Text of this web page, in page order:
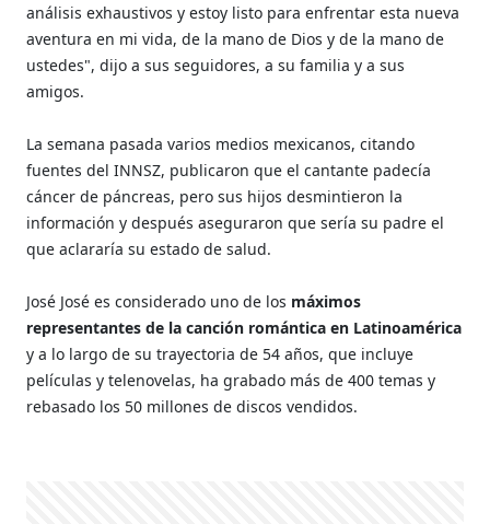
análisis exhaustivos y estoy listo para enfrentar esta nueva
aventura en mi vida, de la mano de Dios y de la mano de
ustedes", dijo a sus seguidores, a su familia y a sus
amigos.
La semana pasada varios medios mexicanos, citando
fuentes del INNSZ, publicaron que el cantante padecía
cáncer de páncreas, pero sus hijos desmintieron la
información y después aseguraron que sería su padre el
que aclararía su estado de salud.
José José es considerado uno de los máximos
representantes de la canción romántica en Latinoamérica
y a lo largo de su trayectoria de 54 años, que incluye
películas y telenovelas, ha grabado más de 400 temas y
rebasado los 50 millones de discos vendidos.